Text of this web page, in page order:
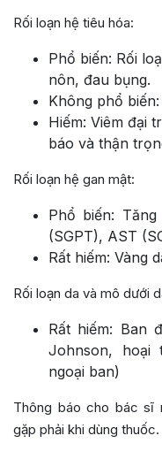
Rối loạn hệ tiêu hóa:
Phổ biến: Rối
nôn, đau bụng.
Không phổ
Hiếm: Viêm đại
báo và thận
Rối loạn hệ gan mật:
Phổ biến:
(SGPT), AST
Rất hiếm: Vàng
Rối loạn da và mô dưới
Rất hiếm: Ban
Johnson,
ngoại ban)
Thông báo cho bác sĩ
gặp phải khi dùng thuốc.